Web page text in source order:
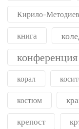
Кирило-
книга
конференция
корал
костюм
крепост